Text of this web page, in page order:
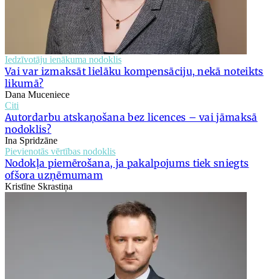
Iedzīvotāju ienākuma nodoklis
Vai var izmaksāt lielāku kompensāciju, nekā noteikts
likumā?
Dana Muceniece
Citi
Autordarbu atskaņošana bez licences – vai jāmaksā
nodoklis?
Ina Spridzāne
Pievienotās vērtības nodoklis
Nodokļa piemērošana, ja pakalpojums tiek sniegts
ofšora uzņēmumam
Kristīne Skrastiņa